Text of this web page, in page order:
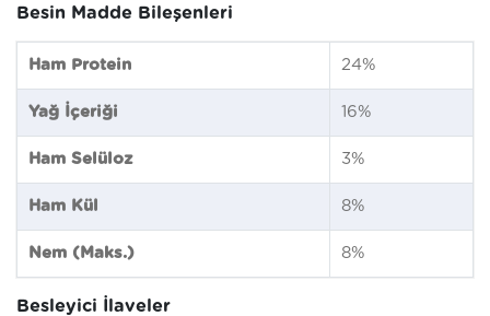
Besin Madde Bileşenleri
Ham Protein 24%
Yağ İçeriği 16%
Ham Selüloz 3%
Ham Kül 8%
Nem (Maks.) 8%
Besleyici İlaveler